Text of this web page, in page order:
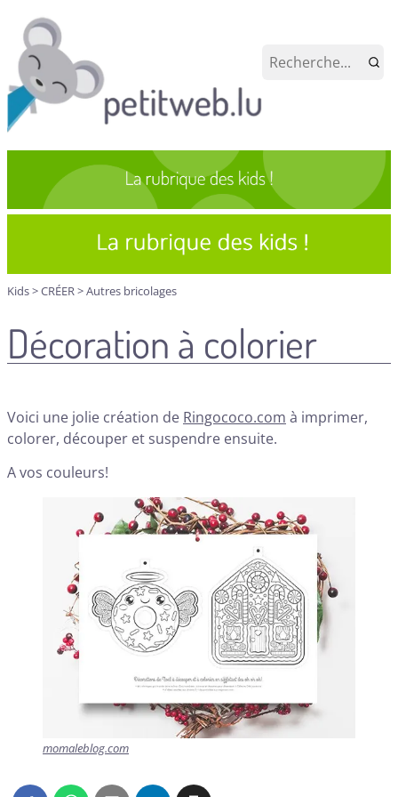
Kids>CRÉER>Autres bricolages
Décoration à colorier
Voici une jolie création de Ringococo.com à imprimer,
colorer, découper et suspendre ensuite.
A vos couleurs!
momaleblog.com